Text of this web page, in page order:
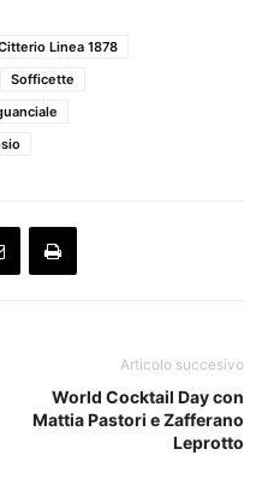
Linea 1878
Sofficette
Articolo succesivo
World Cocktail Day con
Mattia Pastori e Zafferano
Leprotto